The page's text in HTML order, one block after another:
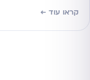
קראו עוד ←